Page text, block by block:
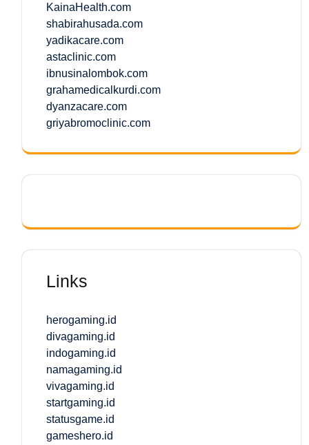
KainaHealth.com
shabirahusada.com
yadikacare.com
astaclinic.com
ibnusinalombok.com
grahamedicalkurdi.com
dyanzacare.com
griyabromoclinic.com
Links
herogaming.id
divagaming.id
indogaming.id
namagaming.id
vivagaming.id
startgaming.id
statusgame.id
gameshero.id